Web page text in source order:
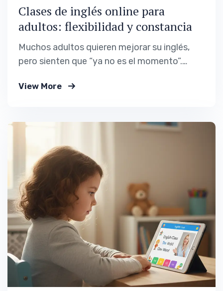
Clases de inglés online para
adultos: flexibilidad y constancia
Muchos adultos quieren mejorar su inglés,
pero sienten que “ya no es el momento”.
responsabilidades familiares o experiencias
en la vida diaria. Las clases de inglés online
para adultos surgen precisamente…
View More